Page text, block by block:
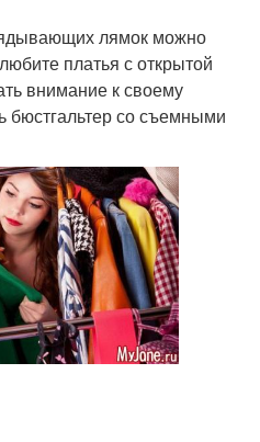
лямок можно
платья с открытой
внимание к своему
бюстгальтер со съемными